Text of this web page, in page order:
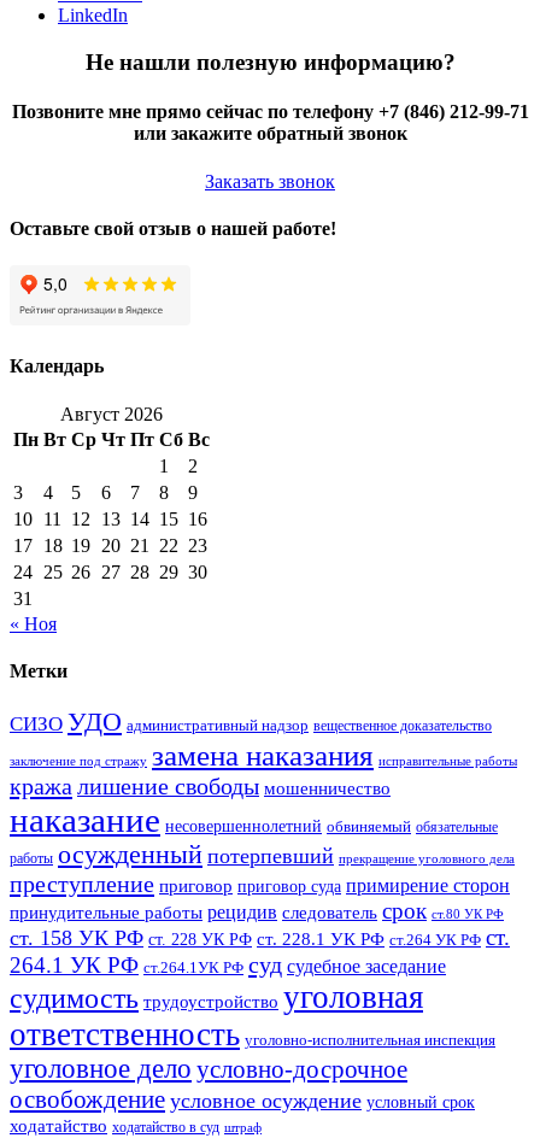
LinkedIn
Не нашли полезную информацию?
Позвоните мне прямо сейчас по телефону +7 (846) 212-99-71
или закажите обратный звонок
Заказать звонок
Оставьте свой отзыв о нашей работе!
Календарь
Август 2026
Пн Вт Ср Чт Пт Сб Вс
1
2
3
4 5 6 7 8
9
10 11 12 13 14 15 16
17 18 19 20 21 22 23
24 25 26 27 28 29 30
31
« Ноя
Метки
СИЗО УДО административный надзор вещественное доказательство
заключение под стражу замена наказания исправительные работы
кража лишение свободы мошенничество
наказание несовершеннолетний обвиняемый обязательные
работы осужденный потерпевший прекращение уголовного дела
преступление приговор приговор суда примирение сторон
принудительные работы рецидив следователь срок ст.80 УК РФ
ст. 158 УК РФ ст. 228 УК РФ ст. 228.1 УК РФ ст.264 УК РФ ст.
264.1 УК РФ ст.264.1УК РФ суд судебное заседание
судимость трудоустройство уголовная
ответственность уголовно-исполнительная инспекция
уголовное дело условно-досрочное
освобождение условное осуждение условный срок
ходатайство ходатайство в суд штраф